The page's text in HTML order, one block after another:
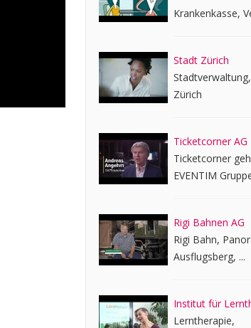
Krankenkasse,
Stadt Zürich
Zürich
Ticketcorner AG
Ticketcorner
EVENTIM
Rigi Bahnen AG
Rigi Bahn,
Ausflugsberg, ...
Institut für
Lerntherapie,